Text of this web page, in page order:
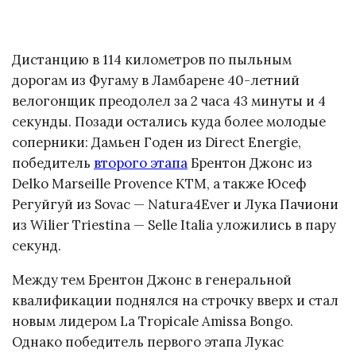
Дистанцию в 114 километров по пыльным
дорогам из Фугаму в Ламбарене 40-летний
велогонщик преодолел за 2 часа 43 минуты и 4
секунды. Позади остались куда более молодые
соперники: Дамьен Годен из Direct Energie,
победитель второго этапаБрентон Джонс из
Delko Marseille Provence KTM, а также Юсеф
Регуйгуй из Sovac — Natura4Ever и Лука Пачиони
из Wilier Triestina — Selle Italia уложились в пару
секунд.
Между тем Брентон Джонс в генеральной
квалификации поднялся на строчку вверх и стал
новым лидером La Tropicale Amissa Bongo.
Однако победитель первого этапа Лукас